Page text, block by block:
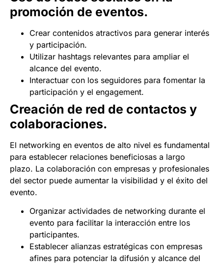
promoción de eventos.
Crear contenidos atractivos para generar interés
y participación.
Utilizar hashtags relevantes para ampliar el
alcance del evento.
Interactuar con los seguidores para fomentar la
participación y el engagement.
Creación de red de contactos y
colaboraciones.
El networking en eventos de alto nivel es fundamental
para establecer relaciones beneficiosas a largo
plazo. La colaboración con empresas y profesionales
del sector puede aumentar la visibilidad y el éxito del
evento.
Organizar actividades de networking durante el
evento para facilitar la interacción entre los
participantes.
Establecer alianzas estratégicas con empresas
afines para potenciar la difusión y alcance del